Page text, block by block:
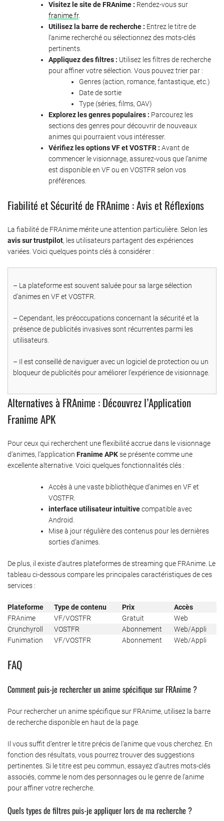
Visitez le site de FRAnime : Rendez-vous sur
franime.fr.
Utilisez la barre de recherche : Entrez le titre de
l’anime recherché ou sélectionnez des mots-clés
pertinents.
Appliquez des filtres : Utilisez les filtres de recherche
pour affiner votre sélection. Vous pouvez trier par :
Genres (action, romance, fantastique, etc.)
Date de sortie
Type (séries, films, OAV)
Explorez lesgenres populaires : Parcourez les
sections des genres pour découvrir de nouveaux
animes qui pourraient vous intéresser.
Vérifiez les options VF et VOSTFR : Avant de
commencer le visionnage, assurez-vous que l’anime
est disponible en VF ou en VOSTFR selon vos
préférences.
Fiabilité et Sécurité de FRAnime : Avis et Réflexions
La fiabilité de FRAnime mérite une attention particulière. Selon les
avis sur trustpilot, les utilisateurs partagent des expériences
variées. Voici quelques points clés à considérer :
– La plateforme est souvent saluée pour sa large sélection
d’animes en VF et VOSTFR.
– Cependant, les préoccupations concernant la sécurité et la
présence de publicités invasives sont récurrentes parmi les
utilisateurs.
– Il est conseillé de naviguer avec un logiciel de protection ou un
bloqueur de publicités pour améliorer l’expérience de visionnage.
Alternatives à FRAnime : Découvrez l’Application
Franime APK
Pour ceux qui recherchent une flexibilité accrue dans le visionnage
d’animes, l’application Franime APKse présente comme une
excellente alternative. Voici quelques fonctionnalités clés :
Accès à une vaste bibliothèque d’animes en VF et
VOSTFR.
interface utilisateur intuitivecompatible avec
Android.
Mise à jour régulière des contenus pour les dernières
sorties d’animes.
De plus, il existe d’autres plateformes de streaming que FRAnime. Le
tableau ci-dessous compare les principales caractéristiques de ces
services :
Plateforme Type de contenu Prix
Accès
FRAnime
VF/VOSTFR Gratuit
Web
Crunchyroll
VOSTFR Abonnement
Web/Appli
Funimation
VF/VOSTFR Abonnement Web/Appli
FAQ
Comment puis-je rechercher un anime spécifique sur FRAnime ?
Pour rechercher un anime spécifique sur FRAnime, utilisez la barre
de recherche disponible en haut de la page.
Il vous suffit d’entrer le titre précis de l’anime que vous cherchez. En
fonction des résultats, vous pourrez trouver des suggestions
pertinentes. Si le titre est peu commun, essayez d’autres mots-clés
associés, comme le nom des personnages ou le genre de l’anime
pour affiner votre recherche.
Quels types de filtres puis-je appliquer lors de ma recherche ?